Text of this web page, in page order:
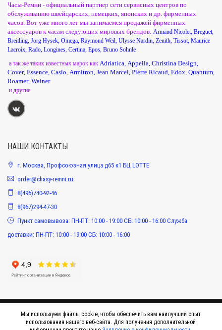
Часы-Ремни - официальный партнер сети сервисных центров по
обслуживанию швейцарских, немецких, японских и др. фирменных
часов. Вот уже много лет мы занимаемся продажей фирменных
аксессуаров к часам следующих мировых брендов: Armand Nicolet Breguet
Breitling Jorg Hysek Omega Raymond Weil Ulysse Nardin Zenith Tissot Maurice
Lacroix Rado Longines Certina Epos Bruno Sohnle
а так же таких известных марок как Adriatica Appella Christina Design
Cover, Essence Casio Armitron Jean Marcel Pierre Ricaud Edox Quantum
Roamer, Wainer
и другие
НАШИ КОНТАКТЫ
г. Москва, Профсоюзная улица д65 к1 БЦ LOTTE
order@chasy-remni.ru
8(495)740-92-46
8(967)294-47-30
Пункт самовывоза: ПН-ПТ: 10:00 - 19:00 СБ: 10:00 - 16:00 Служба
доставки: ПН-ПТ: 10:00 - 19:00 СБ: 10:00 - 16:00
Мы используем файлы cookie, чтобы обеспечить вам наилучший опыт
использования нашего веб-сайта. Для получения дополнительной